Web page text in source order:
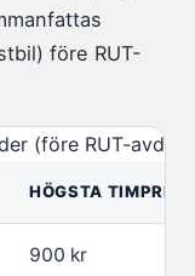
före RUT-
(före RUT-
HÖGSTA TIMPRIS
900 kr